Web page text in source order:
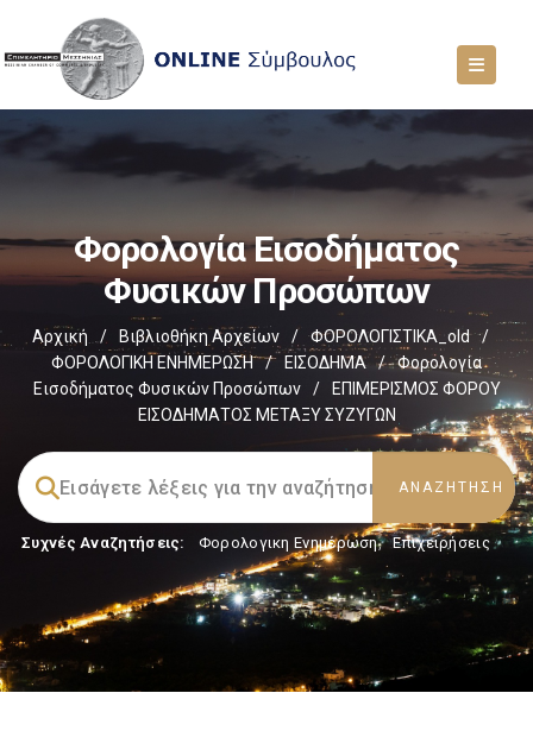
Φορολογία Εισοδήματος
Φυσικών Προσώπων
Αρχική / Βιβλιοθήκη Αρχείων / ΦΟΡΟΛΟΓΙΣΤΙΚΑ_old
/
ΦΟΡΟΛΟΓΙΚΗ ΕΝΗΜΕΡΩΣΗ
/ ΕΙΣΟΔΗΜΑ /
Φορολογία
Εισοδήματος Φυσικών Προσώπων
/
ΕΠΙΜΕΡΙΣΜΟΣ ΦΟΡΟΥ
ΕΙΣΟΔΗΜΑΤΟΣ ΜΕΤΑΞΥ ΣΥΖΥΓΩΝ
Συχνές Αναζητήσεις: Φορολογικη Ενημέρωση, Επιχειρήσεις